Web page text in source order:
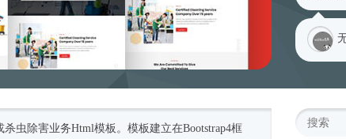
杀虫除害业务Html模板 。模板建立在Bootstrap4框